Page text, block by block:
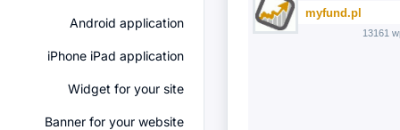
Android application
iPhone iPad application
Widget for your site
Banner for your website
myfund.pl
13161